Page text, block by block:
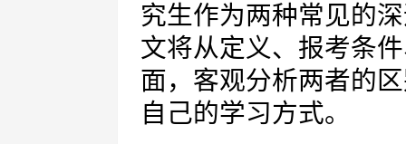
究生作为两种常见的
文将从定义、报考条
面，客观分析两者的
自己的学习方式。